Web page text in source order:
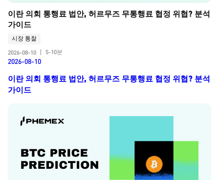
이란 의회 통행료 법안, 허르무즈 무통행료 협정 위협? 분석
가이드
시장 통찰
2026-08-10
5-10분
2026-08-10
이란 의회 통행료 법안, 허르무즈 무통행료 협정 위협? 분석
가이드